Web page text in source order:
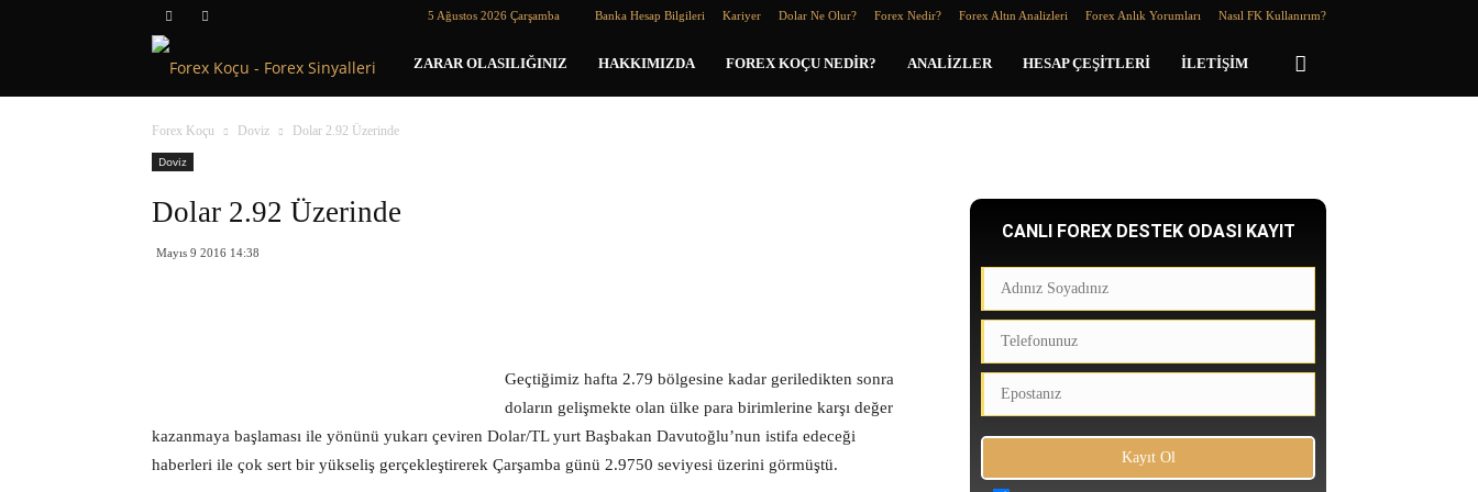
5 Ağustos 2026 Çarşamba Banka Hesap Bilgileri Kariyer Dolar Ne Olur? Forex Nedir? Forex Altın Analizleri Forex Anlık Yorumları Nasıl FK Kullanırım?
Forex
Koçu
ZARAR OLASILIĞINIZ HAKKIMIZDA FOREX KOÇU NEDIR? ANALIZLER HESAP ÇEŞITLERI İLETIŞIM
Forex Koçu Doviz
Dolar 2.92 Üzerinde
Doviz
Dolar 2.92 Üzerinde
Mayıs 9 2016 14:38
Geçtiğimiz hafta 2.79 bölgesine kadar geriledikten sonra
doların gelişmekte olan ülke para birimlerine karşı değer
kazanmaya başlaması ile yönünü yukarı çeviren Dolar/TL yurt Başbakan Davutoğlu’nun istifa edeceği
haberleri ile çok sert bir yükseliş gerçekleştirerek Çarşamba günü 2.9750 seviyesi üzerini görmüştü.
CANLI FOREX DESTEK ODASI KAYIT